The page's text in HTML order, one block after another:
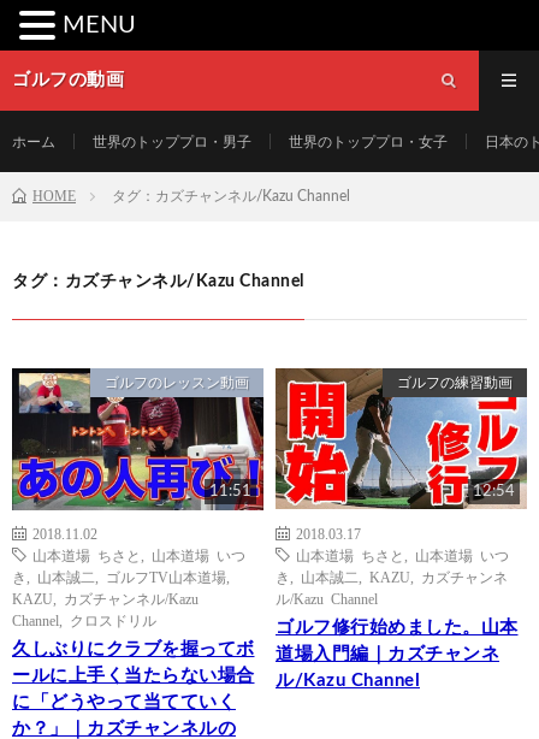
ゴルフの動画
ホーム 世界のトッププロ・男子 世界のトッププロ・女子 日本の
HOME タグ：カズチャンネル/Kazu Channel
タグ：カズチャンネル/Kazu Channel
ゴルフのレッスン動画
11:51
2018.11.02
山本道場 ちさと
山本道場 いつ
き
山本誠二 ゴルフTV山本道場
KAZU
カズチャンネル/Kazu
Channel
クロスドリル
久しぶりにクラブを握ってボ
ールに上手く当たらない場合
に「どうやって当てていく
か？」｜カズチャンネルの
ゴルフの練習動画
12:54
2018.03.17
山本道場 ちさと
山本道場 いつ
き
山本誠二 KAZU
カズチャンネ
ル/Kazu Channel
ゴルフ修行始めました。山本
道場入門編｜カズチャンネ
ル/Kazu Channel
MENU